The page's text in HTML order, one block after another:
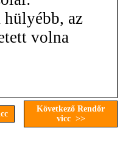
az
volna
Következő Rendőr
vicc >>